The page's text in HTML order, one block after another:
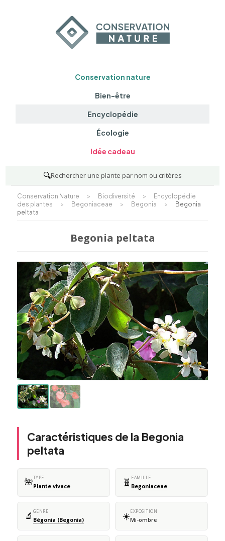
Conservation nature
Bien-être
Encyclopédie
Écologie
Idée cadeau
🔍Rechercher une plante par nom ou critères
Conservation Nature > Biodiversité >
Encyclopédie
des plantes
> Begoniaceae > Begonia >
Begonia
peltata
Begonia peltata
Caractéristiques de la Begonia
peltata
🌺TYPE
Plante vivace 🧬 FAMILLE
Begoniaceae
🔬 GENRE
Bégonia (Begonia) ☀️EXPOSITION
Mi-ombre